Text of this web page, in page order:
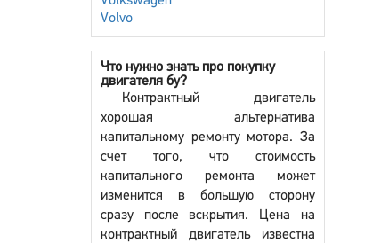
Volvo
Что нужно знать про покупку
двигателя бу?
Контрактный двигатель
хорошая альтернатива
капитальному ремонту мотора. За
счет того, что стоимость
капитального ремонта может
изменится в большую сторону
сразу после вскрытия. Цена на
контрактный двигатель известна